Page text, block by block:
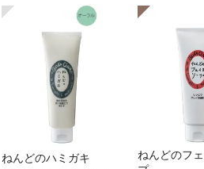
ねんどのハミガキ
ねんどのフ